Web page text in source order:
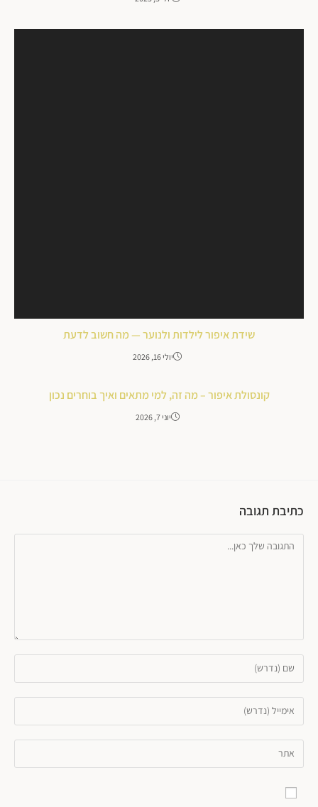
שידת איפור לילדות ולנוער — מה חשוב לדעת
יולי 16, 2026
קונסולת איפור – מה זה, למי מתאים ואיך בוחרים נכון
יוני 7, 2026
כתיבת תגובה